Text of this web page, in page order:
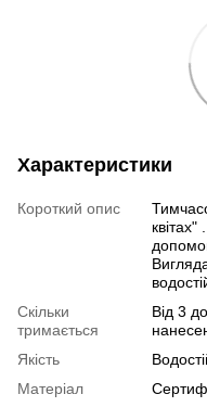
Характеристики
Короткий опис
Скільки
тримається
Від 3
Якість
Матеріал